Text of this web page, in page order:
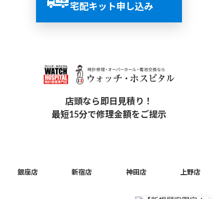
宅配キット申し込み
店頭なら即日見積り！
最短15分で修理金額をご提示
銀座店 新宿店 神田店 上野店